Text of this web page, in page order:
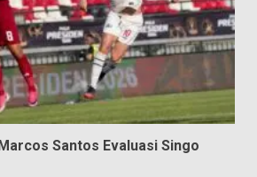
Santos Evaluasi Singo